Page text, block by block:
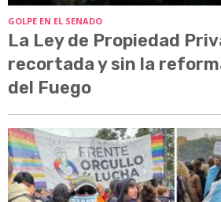
GOLPE EN EL SENADO
La Ley de Propiedad
recortada y sin la
del Fuego